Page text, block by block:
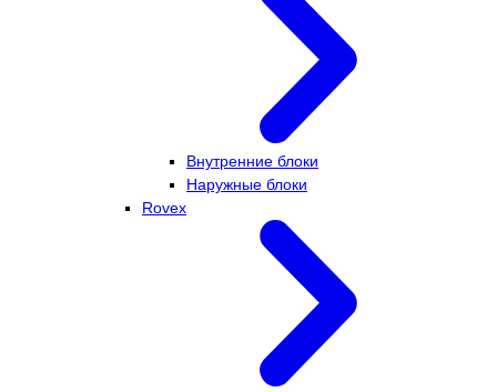
Внутренние блоки
Наружные блоки
Rovex